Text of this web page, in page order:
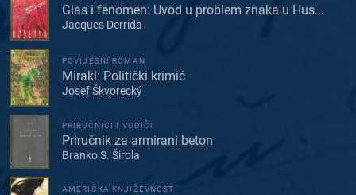
Glas i fenomen: Uvod u problem znaka u Hus...
Jacques Derrida
POVIJESNI ROMAN
Mirakl: Politički krimić
Josef Škvorecký
PRIRUČNICI I VODIČI
Priručnik za armirani beton
Branko S. Širola
AMERIČKA KNJIŽEVNOST